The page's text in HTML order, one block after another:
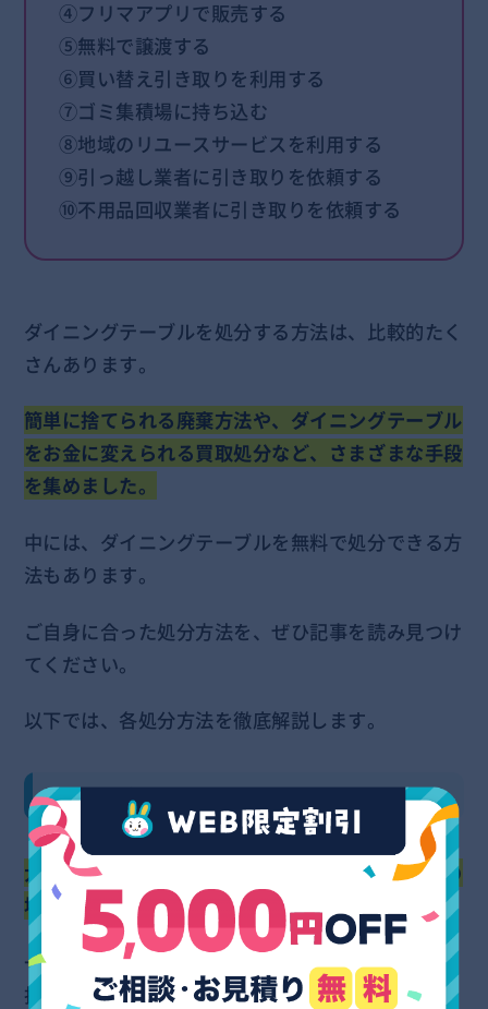
④フリマアプリで販売する
⑤無料で譲渡する
⑥買い替え引き取りを利用する
⑦ゴミ集積場に持ち込む
⑧地域のリユースサービスを利用する
⑨引っ越し業者に引き取りを依頼する
⑩不用品回収業者に引き取りを依頼する
ダイニングテーブルを処分する方法は、比較的たく
さんあります。
簡単に捨てられる廃棄方法や、ダイニングテーブル
をお金に変えられる買取処分など、さまざまな手段
を集めました。
中には、ダイニングテーブルを無料で処分できる方
法もあります。
ご自身に合った処分方法を、ぜひ記事を読み見つけ
てください。
以下では、各処分方法を徹底解説します。
①粗大ゴミとして処分する
大型家具に該当するダイニングテーブルは、多くの
場合粗大ゴミになります。
一辺30cm以上の物を、自治体では粗大ゴミとして
扱うことが多いからです。